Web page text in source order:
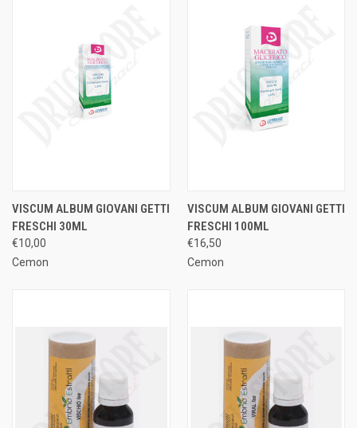
VISCUM ALBUM GIOVANI GETTI
FRESCHI 30ML
€10,00
Cemon
VISCUM ALBUM GIOVANI GETTI
FRESCHI 100ML
€16,50
Cemon